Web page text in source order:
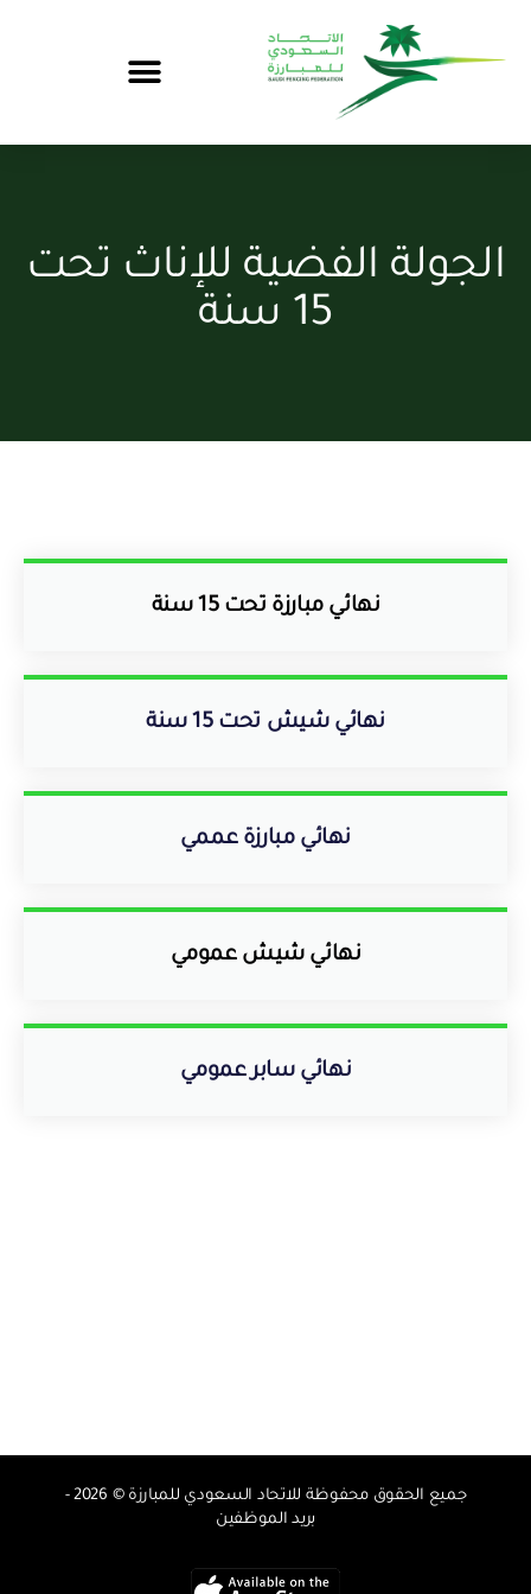
الجولة الفضية للإناث تحت
15 سنة
نهائي مبارزة تحت 15 سنة
نهائي شيش تحت 15 سنة
نهائي مبارزة عممي
نهائي شيش عمومي
نهائي سابر عمومي
جميع الحقوق محفوظة للاتحاد السعودي للمبارزة © 2026 -
بريد الموظفين